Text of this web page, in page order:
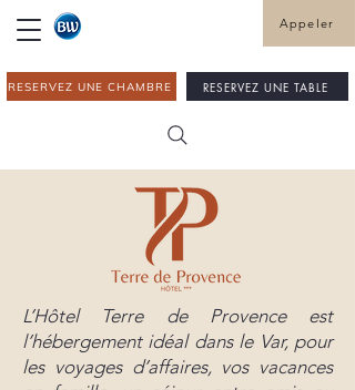
Appeler
RESERVEZ UNE TABLE
RESERVEZ UNE CHAMBRE
L’Hôtel Terre de Provence est
l’hébergement idéal dans le Var, pour
les voyages d’affaires, vos vacances